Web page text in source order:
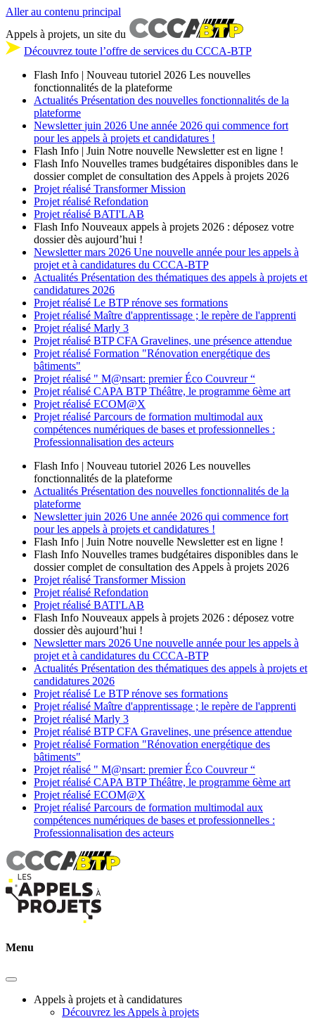
Aller au contenu principal
Appels à projets, un site du
Découvrez toute l’offre de services du CCCA-BTP
Flash Info | Nouveau tutoriel 2026 Les nouvelles
fonctionnalités de la plateforme
Actualités Présentation des nouvelles fonctionnalités de la
plateforme
Newsletter juin 2026 Une année 2026 qui commence fort
pour les appels à projets et candidatures !
Flash Info | Juin Notre nouvelle Newsletter est en ligne !
Flash Info Nouvelles trames budgétaires disponibles dans le
dossier complet de consultation des Appels à projets 2026
Projet réalisé Transformer Mission
Projet réalisé Refondation
Projet réalisé BATI'LAB
Flash Info Nouveaux appels à projets 2026 : déposez votre
dossier dès aujourd’hui !
Newsletter mars 2026 Une nouvelle année pour les appels à
projet et à candidatures du CCCA-BTP
Actualités Présentation des thématiques des appels à projets et
candidatures 2026
Projet réalisé Le BTP rénove ses formations
Projet réalisé Maître d'apprentissage ; le repère de l'apprenti
Projet réalisé Marly 3
Projet réalisé BTP CFA Gravelines, une présence attendue
Projet réalisé Formation "Rénovation energétique des
bâtiments"
Projet réalisé " M@nsart: premier Éco Couvreur “
Projet réalisé CAPA BTP Théâtre, le programme 6ème art
Projet réalisé ECOM@X
Projet réalisé Parcours de formation multimodal aux
compétences numériques de bases et professionnelles :
Professionnalisation des acteurs
Flash Info | Nouveau tutoriel 2026 Les nouvelles
fonctionnalités de la plateforme
Actualités Présentation des nouvelles fonctionnalités de la
plateforme
Newsletter juin 2026 Une année 2026 qui commence fort
pour les appels à projets et candidatures !
Flash Info | Juin Notre nouvelle Newsletter est en ligne !
Flash Info Nouvelles trames budgétaires disponibles dans le
dossier complet de consultation des Appels à projets 2026
Projet réalisé Transformer Mission
Projet réalisé Refondation
Projet réalisé BATI'LAB
Flash Info Nouveaux appels à projets 2026 : déposez votre
dossier dès aujourd’hui !
Newsletter mars 2026 Une nouvelle année pour les appels à
projet et à candidatures du CCCA-BTP
Actualités Présentation des thématiques des appels à projets et
candidatures 2026
Projet réalisé Le BTP rénove ses formations
Projet réalisé Maître d'apprentissage ; le repère de l'apprenti
Projet réalisé Marly 3
Projet réalisé BTP CFA Gravelines, une présence attendue
Projet réalisé Formation "Rénovation energétique des
bâtiments"
Projet réalisé " M@nsart: premier Éco Couvreur “
Projet réalisé CAPA BTP Théâtre, le programme 6ème art
Projet réalisé ECOM@X
Projet réalisé Parcours de formation multimodal aux
compétences numériques de bases et professionnelles :
Professionnalisation des acteurs
Menu
Appels à projets et à candidatures
Découvrez les Appels à projets